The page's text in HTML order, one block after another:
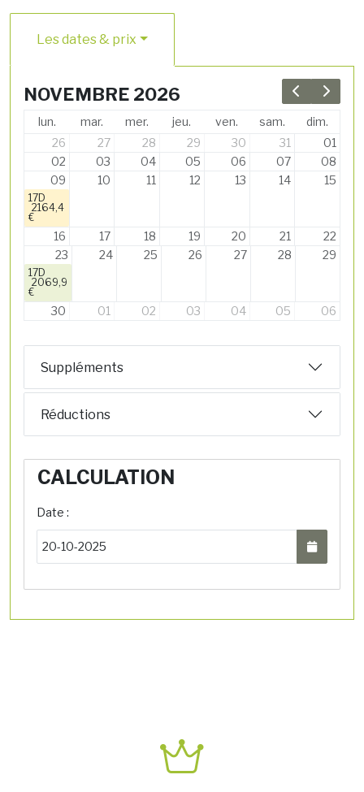
Les dates & prix
Previous
Next
NOVEMBRE 2026
lun. mar. mer. jeu. ven. sam.
dim.
26
27 28 29 30 31
01
02
03 04 05 06 07
08
09
17D
2164,4
€
10 11 12 13 14 15
16 17 18 19 20 21
22
23
17D
2069,9
€
24 25 26 27 28 29
30 01 02 03 04 05 06
Suppléments
Réductions
CALCULATION
Date :